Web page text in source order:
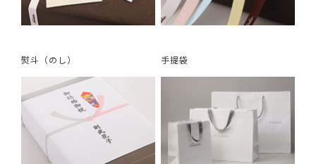
熨斗（のし） 手提袋